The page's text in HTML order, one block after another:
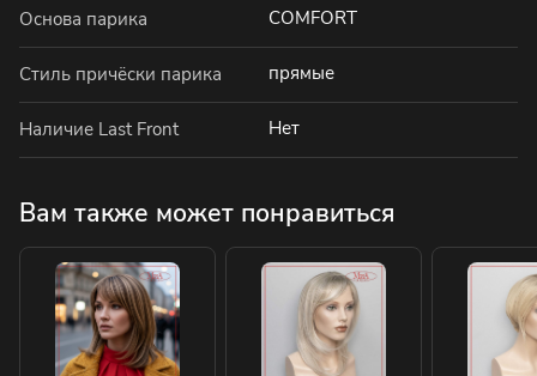
Основа парика COMFORT
Стиль причёски парика прямые
Наличие Last Front Нет
Вам также может понравиться